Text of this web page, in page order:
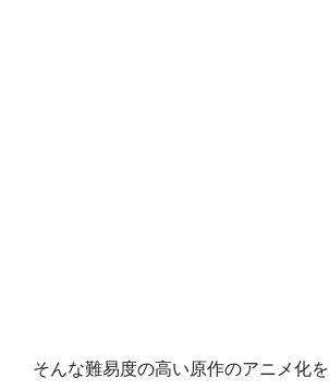
そんな難易度の高い原作のアニメ化